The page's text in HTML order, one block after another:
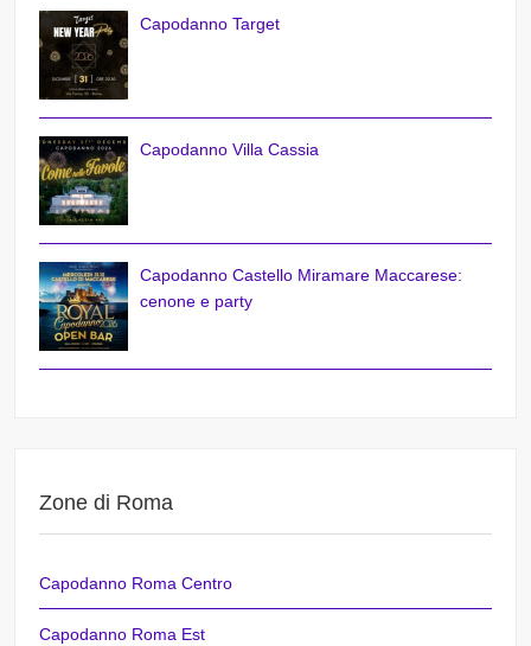
Capodanno Target
Capodanno Villa Cassia
Capodanno Castello Miramare Maccarese:
cenone e party
Zone di Roma
Capodanno Roma Centro
Capodanno Roma Est